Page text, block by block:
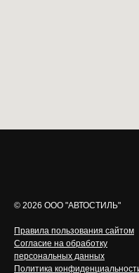
©️ 2026 ООО "АВТОСТИЛЬ"
Правила пользования сайтом
Согласие на обработку
персональных данных
Политика